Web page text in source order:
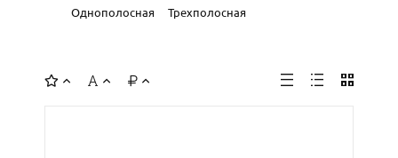
Однополосная Трехполосная